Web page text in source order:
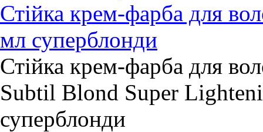
Стійка крем-фарба для
мл суперблонди
Стійка крем-фарба для
Subtil Blond Super
суперблонди